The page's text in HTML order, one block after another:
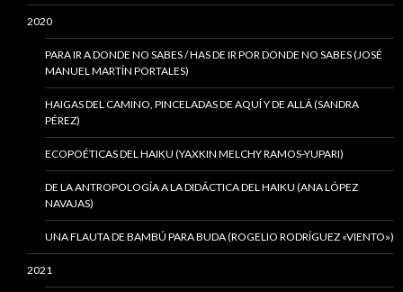
2020
PARA IR A DONDE NO SABES / HAS DE IR POR DONDE NO SABES (JOSÉ
MANUEL MARTÍN PORTALES)
HAIGAS DEL CAMINO, PINCELADAS DE AQUÍ Y DE ALLÁ (SANDRA
PÉREZ)
ECOPOÉTICAS DEL HAIKU (YAXKIN MELCHY RAMOS-YUPARI)
DE LA ANTROPOLOGÍA A LA DIDÁCTICA DEL HAIKU (ANA LÓPEZ
NAVAJAS)
UNA FLAUTA DE BAMBÚ PARA BUDA (ROGELIO RODRÍGUEZ «VIENTO»)
2021